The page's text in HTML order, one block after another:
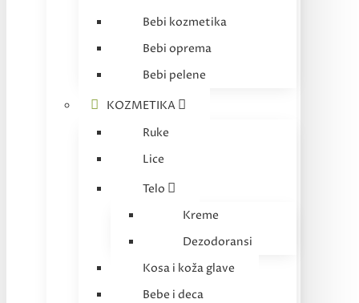
Bebi kozmetika
Bebi oprema
Bebi pelene
KOZMETIKA
Ruke
Lice
Telo
Kreme
Dezodoransi
Kosa i koža glave
Bebe i deca